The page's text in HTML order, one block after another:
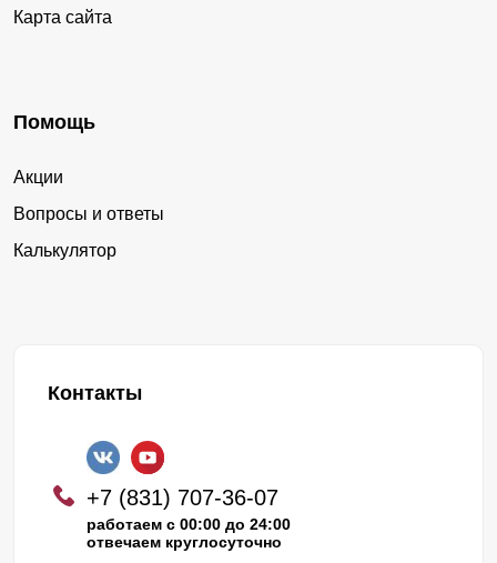
Карта сайта
Помощь
Акции
Вопросы и ответы
Калькулятор
Контакты
+7 (831) 707-36-07
работаем с 00:00 до 24:00
отвечаем круглосуточно